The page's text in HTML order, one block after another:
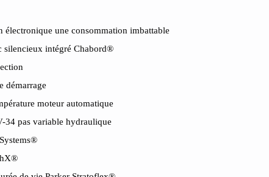
une consommation imbattable
silencieux intégré Chabord®
démarrage
moteur automatique
34 pas variable hydraulique